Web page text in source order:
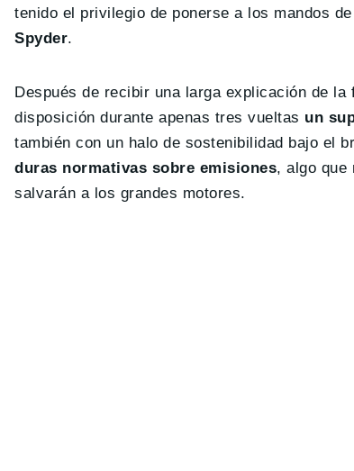
tenido el privilegio de ponerse a los mandos
Spyder.
Después de recibir una larga explicación de
disposición durante apenas tres vueltas un
también con un halo de sostenibilidad bajo el
duras normativas sobre emisiones, algo que
salvarán a los grandes motores.